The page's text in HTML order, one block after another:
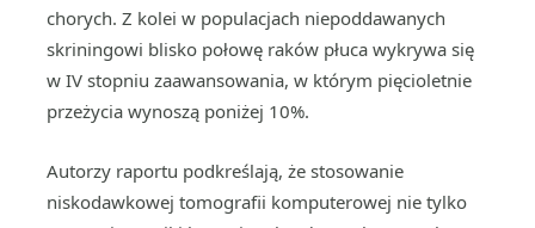
chorych. Z kolei w populacjach niepoddawanych
skriningowi blisko połowę raków płuca wykrywa się
w IV stopniu zaawansowania, w którym pięcioletnie
przeżycia wynoszą poniżej 10%.
Autorzy raportu podkreślają, że stosowanie
niskodawkowej tomografii komputerowej nie tylko